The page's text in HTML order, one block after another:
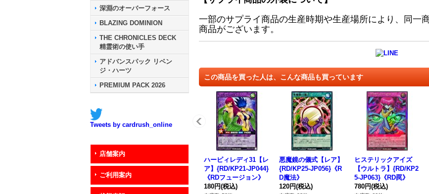
深淵のオーバーフォース
BLAZING DOMINION
THE CHRONICLES DECK
精霊術の使い手
アドバンスパック リベン
ジ・ハーツ
PREMIUM PACK 2026
Tweets by cardrush_online
店舗案内
ご利用案内
一部のサプライ商品の生産時期や生産場所により、同一
商品がございます。
この商品を買った人は、こんな商品も買っています
ハーピィレディ31【レ
ア】{RD/KP21-JP044}
《RDフュージョン》
180円(税込)
悪魔鏡の儀式【レア】
{RD/KP25-JP056}《R
D魔法》
120円(税込)
ヒステリックアイズ
【ウルトラ】{RD/KP2
5-JP063}《RD罠》
780円(税込)